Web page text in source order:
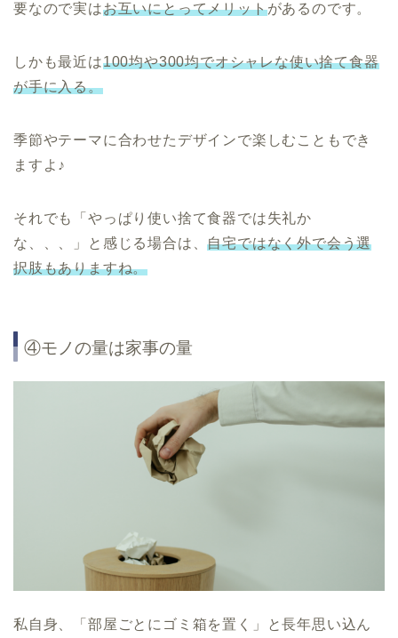
要なので実はお互いにとってメリットがあるのです。
しかも最近は100均や300均でオシャレな使い捨て食器
が手に入る。
季節やテーマに合わせたデザインで楽しむこともでき
ますよ♪
それでも「やっぱり使い捨て食器では失礼か
な、、、」と感じる場合は、自宅ではなく外で会う選
択肢もありますね。
④モノの量は家事の量
私自身、「部屋ごとにゴミ箱を置く」と長年思い込ん